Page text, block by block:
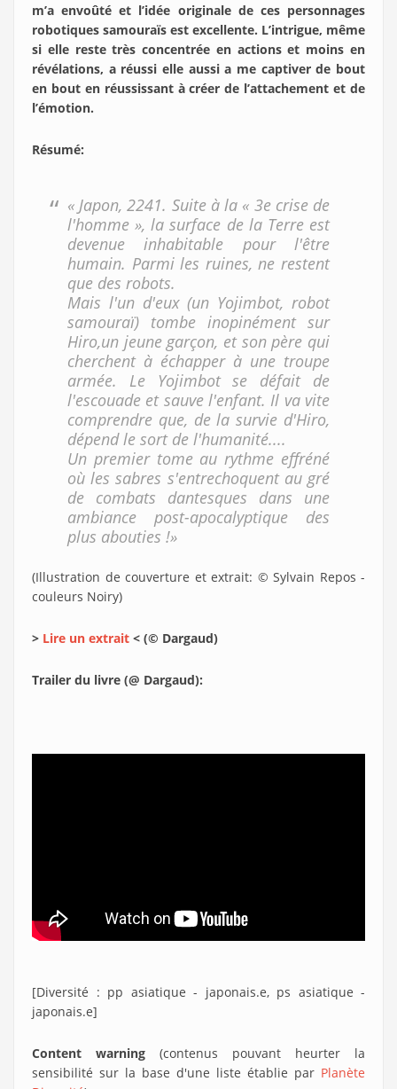
m’a envoûté et l’idée originale de ces personnages
robotiques samouraïs est excellente. L’intrigue, même
si elle reste très concentrée en actions et moins en
révélations, a réussi elle aussi a me captiver de bout
en bout en réussissant à créer de l’attachement et de
l’émotion.
Résumé:
« Japon, 2241. Suite à la « 3e crise de
l'homme », la surface de la Terre est
devenue inhabitable pour l'être
humain. Parmi les ruines, ne restent
que des robots.
Mais l'un d'eux (un Yojimbot, robot
samouraï) tombe inopinément sur
Hiro,un jeune garçon, et son père qui
cherchent à échapper à une troupe
armée. Le Yojimbot se défait de
l'escouade et sauve l'enfant. Il va vite
comprendre que, de la survie d'Hiro,
dépend le sort de l'humanité....
Un premier tome au rythme effréné
où les sabres s'entrechoquent au gré
de combats dantesques dans une
ambiance post-apocalyptique des
plus abouties !»
(Illustration de couverture et extrait: © Sylvain Repos -
couleurs Noiry)
> Lire un extrait < (© Dargaud)
Trailer du livre (@ Dargaud):
[Diversité : pp asiatique - japonais.e, ps asiatique -
japonais.e]
Content warning (contenus pouvant heurter la
sensibilité sur la base d'une liste établie par Planète